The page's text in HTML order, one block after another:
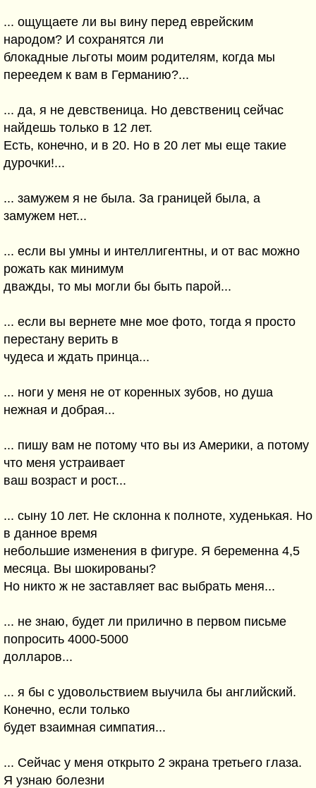
... ощущаете ли вы вину перед еврейским
народом? И сохранятся ли
блокадные льготы моим родителям, когда мы
переедем к вам в Германию?...
... да, я не девственица. Но девствениц сейчас
найдешь только в 12 лет.
Есть, конечно, и в 20. Но в 20 лет мы еще такие
дурочки!...
... замужем я не была. За границей была, а
замужем нет...
... если вы умны и интеллигентны, и от вас можно
рожать как минимум
дважды, то мы могли бы быть парой...
... если вы вернете мне мое фото, тогда я просто
перестану верить в
чудеса и ждать принца...
... ноги у меня не от коренных зубов, но душа
нежная и добрая...
... пишу вам не потому что вы из Америки, а потому
что меня устраивает
ваш возраст и рост...
... сыну 10 лет. Не склонна к полноте, худенькая. Но
в данное время
небольшие изменения в фигуре. Я беременна 4,5
месяца. Вы шокированы?
Но никто ж не заставляет вас выбрать меня...
... не знаю, будет ли прилично в первом письме
попросить 4000-5000
долларов...
... я бы с удовольствием выучила бы английский.
Конечно, если только
будет взаимная симпатия...
... Сейчас у меня открыто 2 экрана третьего глаза.
Я узнаю болезни